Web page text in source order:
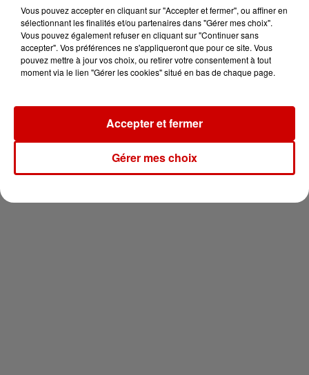
Le Duel - Gagnez votre balade
en jet ski !
Newsletter
Vous pouvez accepter en cliquant sur "Accepter et fermer", ou affiner en
sélectionnant les finalités et/ou partenaires dans "Gérer mes choix".
Vous pouvez également refuser en cliquant sur "Continuer sans
accepter". Vos préférences ne s'appliqueront que pour ce site. Vous
pouvez mettre à jour vos choix, ou retirer votre consentement à tout
moment via le lien "Gérer les cookies" situé en bas de chaque page.
Gérer mes choix
Accepter et fermer